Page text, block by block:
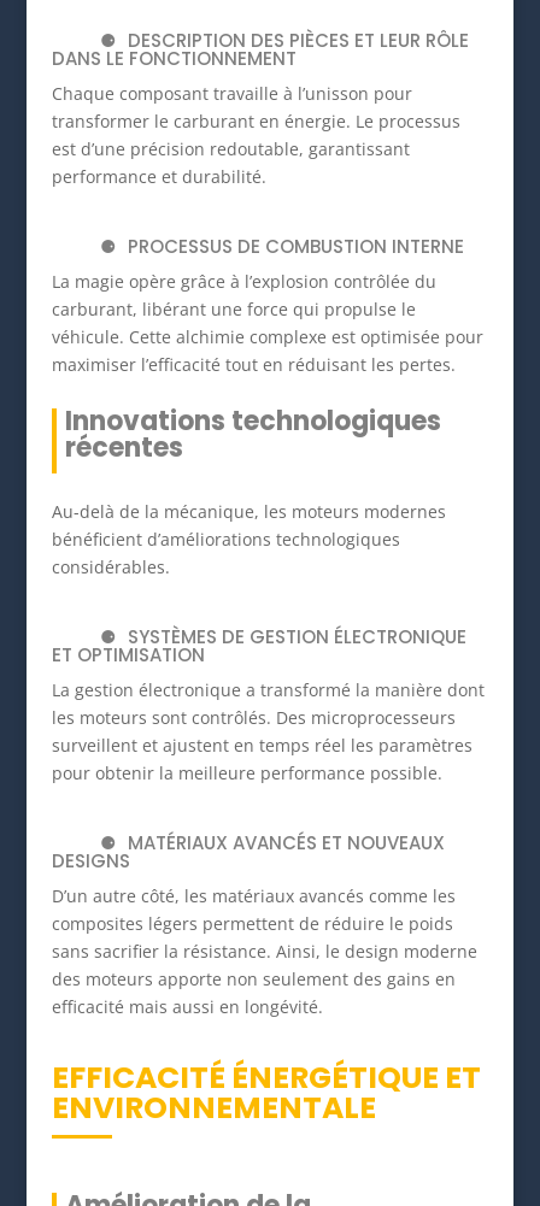
DESCRIPTION DES PIÈCES ET LEUR RÔLE
DANS LE FONCTIONNEMENT
Chaque composant travaille à l’unisson pour
transformer le carburant en énergie. Le processus
est d’une précision redoutable, garantissant
performance et durabilité.
PROCESSUS DE COMBUSTION INTERNE
La magie opère grâce à l’explosion contrôlée du
carburant, libérant une force qui propulse le
véhicule. Cette alchimie complexe est optimisée pour
maximiser l’efficacité tout en réduisant les pertes.
Innovations technologiques
récentes
Au-delà de la mécanique, les moteurs modernes
bénéficient d’améliorations technologiques
considérables.
SYSTÈMES DE GESTION ÉLECTRONIQUE
ET OPTIMISATION
La gestion électronique a transformé la manière dont
les moteurs sont contrôlés. Des microprocesseurs
surveillent et ajustent en temps réel les paramètres
pour obtenir la meilleure performance possible.
MATÉRIAUX AVANCÉS ET NOUVEAUX
DESIGNS
D’un autre côté, les matériaux avancés comme les
composites légers permettent de réduire le poids
sans sacrifier la résistance. Ainsi, le design moderne
des moteurs apporte non seulement des gains en
efficacité mais aussi en longévité.
EFFICACITÉ ÉNERGÉTIQUE ET
ENVIRONNEMENTALE